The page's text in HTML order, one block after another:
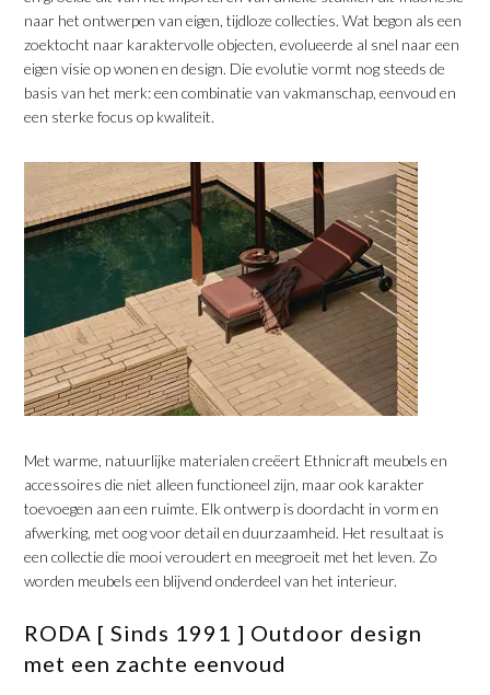
naar het ontwerpen van eigen, tijdloze collecties. Wat begon als een
zoektocht naar karaktervolle objecten, evolueerde al snel naar een
eigen visie op wonen en design. Die evolutie vormt nog steeds de
basis van het merk: een combinatie van vakmanschap, eenvoud en
een sterke focus op kwaliteit.
​Met warme, natuurlijke materialen creëert Ethnicraft meubels en
accessoires die niet alleen functioneel zijn, maar ook karakter
toevoegen aan een ruimte. Elk ontwerp is doordacht in vorm en
afwerking, met oog voor detail en duurzaamheid. Het resultaat is
een collectie die mooi veroudert en meegroeit met het leven. Zo
worden meubels een blijvend onderdeel van het interieur.
​RODA [ Sinds 1991 ] Outdoor design
met een zachte eenvoud